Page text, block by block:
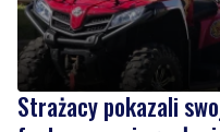
Strażacy pokazali
festyn przyciągnął